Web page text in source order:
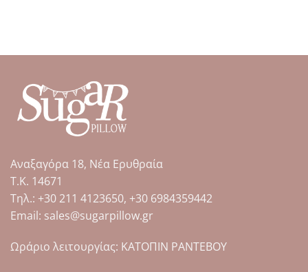
πολλαπλές
Οι
επιλογές
μπορούν
να
στη
σελίδα
προϊόντος
πολλαπλές
Αναξαγόρα 18, Νέα Ερυθραία
Τ.Κ. 14671
Tηλ.: +30 211 4123650, +30 6984359442
Email: sales@sugarpillow.gr
Ωράριο λειτουργίας: ΚΑΤΟΠΙΝ ΡΑΝΤΕΒΟΥ